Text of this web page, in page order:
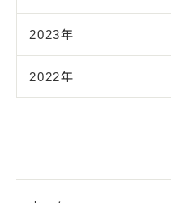
2023年
2022年